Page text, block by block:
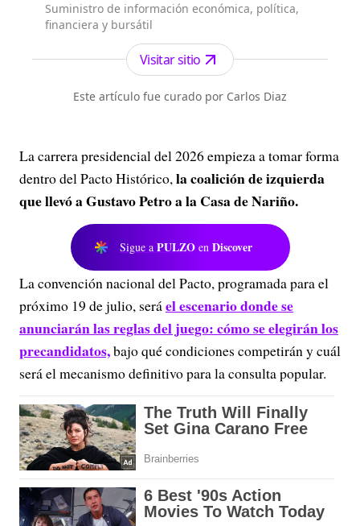
Suministro de información económica, política,
financiera y bursátil
Visitar sitio
Este artículo fue curado por Carlos Diaz
La carrera presidencial del 2026 empieza a tomar forma
dentro del Pacto Histórico,la coalición de izquierda
que llevó a Gustavo Petro a la Casa de Nariño.
Sigue a PULZO en Discover
La convención nacional del Pacto, programada para el
próximo 19 de julio, seráel escenario donde se
anunciarán las reglas del juego: cómo se elegirán los
precandidatos,bajo qué condiciones competirán y cuál
será el mecanismo definitivo para la consulta popular.